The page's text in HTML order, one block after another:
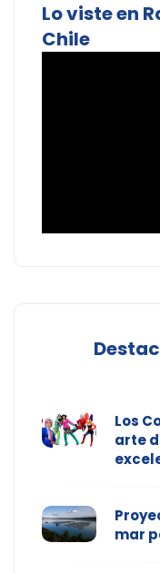
Lo viste en
Chile
Los
arte
mar